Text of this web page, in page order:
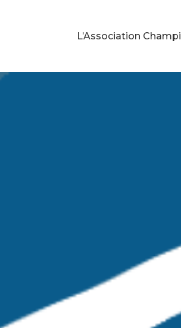
L’Association